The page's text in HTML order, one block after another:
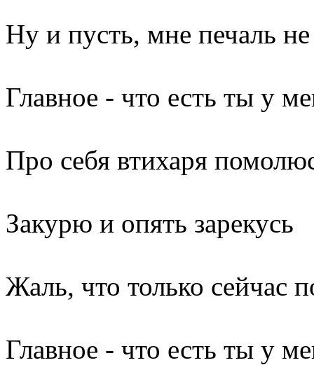
Ну и пусть, мне печаль
Главное - что есть ты у
Про себя втихаря
Закурю и опять зарекусь
Жаль, что только сейчас
Главное - что есть ты у